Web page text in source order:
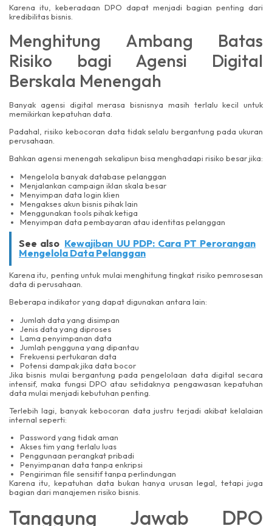
Karena itu, keberadaan DPO dapat menjadi bagian penting dari
kredibilitas bisnis.
Menghitung Ambang Batas
Risiko bagi Agensi Digital
Berskala Menengah
Banyak agensi digital merasa bisnisnya masih terlalu kecil untuk
memikirkan kepatuhan data.
Padahal, risiko kebocoran data tidak selalu bergantung pada ukuran
perusahaan.
Bahkan agensi menengah sekalipun bisa menghadapi risiko besar jika:
Mengelola banyak database pelanggan
Menjalankan campaign iklan skala besar
Menyimpan data login klien
Mengakses akun bisnis pihak lain
Menggunakan tools pihak ketiga
Menyimpan data pembayaran atau identitas pelanggan
See also Kewajiban UU PDP: Cara PT Perorangan
Mengelola Data Pelanggan
Karena itu, penting untuk mulai menghitung tingkat risiko pemrosesan
data di perusahaan.
Beberapa indikator yang dapat digunakan antara lain:
Jumlah data yang disimpan
Jenis data yang diproses
Lama penyimpanan data
Jumlah pengguna yang dipantau
Frekuensi pertukaran data
Potensi dampak jika data bocor
Jika bisnis mulai bergantung pada pengelolaan data digital secara
intensif, maka fungsi DPO atau setidaknya pengawasan kepatuhan
data mulai menjadi kebutuhan penting.
Terlebih lagi, banyak kebocoran data justru terjadi akibat kelalaian
internal seperti:
Password yang tidak aman
Akses tim yang terlalu luas
Penggunaan perangkat pribadi
Penyimpanan data tanpa enkripsi
Pengiriman file sensitif tanpa perlindungan
Karena itu, kepatuhan data bukan hanya urusan legal, tetapi juga
bagian dari manajemen risiko bisnis.
Tanggung Jawab DPO